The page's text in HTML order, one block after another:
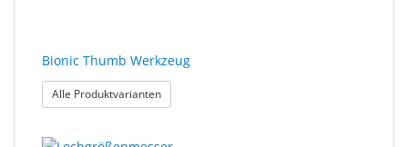
Me
Bionic Thumb Werkzeug
Alle Produktvarianten: Bionic Thumb Werkzeug